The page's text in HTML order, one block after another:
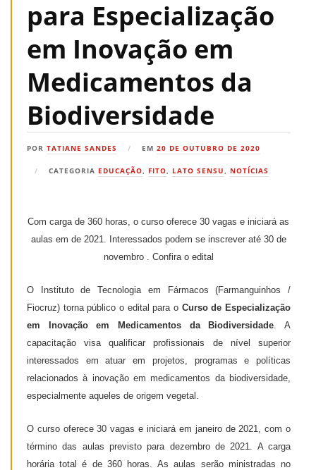
para Especialização
em Inovação em
Medicamentos da
Biodiversidade
POR TATIANE SANDES EM 20 DE OUTUBRO DE 2020
CATEGORIA EDUCAÇÃO, FITO, LATO SENSU, NOTÍCIAS
Com carga de 360 horas, o curso oferece 30 vagas e iniciará as
aulas em de 2021. Interessados podem se inscrever até 30 de
novembro . Confira o edital
O Instituto de Tecnologia em Fármacos (Farmanguinhos /
Fiocruz) torna público o edital para o Curso de Especialização
em Inovação em Medicamentos da Biodiversidade. A
capacitaçãovisa qualificar profissionais de nível superior
interessados em atuar em projetos, programas e políticas
relacionados à inovação em medicamentos da biodiversidade,
especialmente aqueles de origem vegetal.
O curso oferece 30 vagas e iniciará em janeiro de 2021, com o
término das aulas previsto para dezembro de 2021. A carga
horária total é de 360 horas. As aulas serão ministradas no